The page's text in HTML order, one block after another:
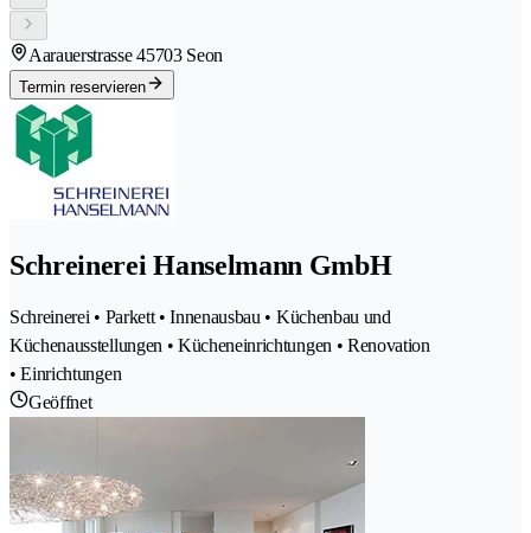
Aarauerstrasse 45703 Seon
Termin reservieren
Schreinerei Hanselmann GmbH
Schreinerei • Parkett • Innenausbau • Küchenbau und
Küchenausstellungen • Kücheneinrichtungen • Renovation
• Einrichtungen
Geöffnet